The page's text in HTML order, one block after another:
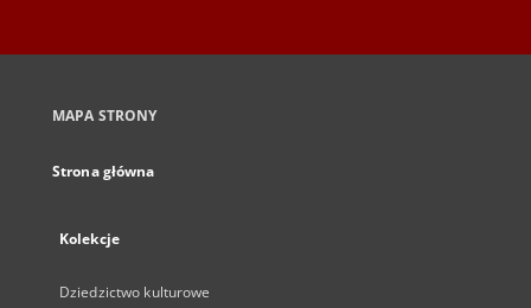
MAPA STRONY
Strona główna
Kolekcje
Dziedzictwo kulturowe